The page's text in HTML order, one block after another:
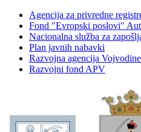
Agencija za privredne
Fond "Evropski poslovi"
Nacionalna služba za
Plan javnih nabavki
Razvojna agencija Vojvodine
Razvojni fond APV